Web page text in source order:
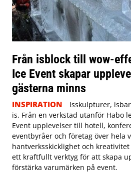
Från isblock till wow-
Ice Event skapar
gästerna minns
INSPIRATION
Isskulpturer,
is. Från en verkstad utanför Habo
Event upplevelser till hotell,
eventbyråer och företag över hela
hantverksskicklighet och
ett kraftfullt verktyg för att skapa
förstärka varumärken på event.